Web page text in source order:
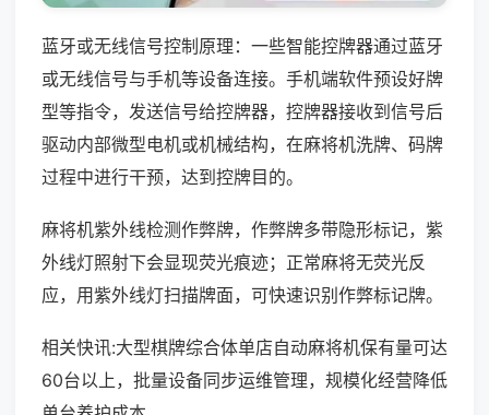
蓝牙或无线信号控制原理：一些智能控牌器通过蓝牙
或无线信号与手机等设备连接。手机端软件预设好牌
型等指令，发送信号给控牌器，控牌器接收到信号后
驱动内部微型电机或机械结构，在麻将机洗牌、码牌
过程中进行干预，达到控牌目的。
麻将机紫外线检测作弊牌，作弊牌多带隐形标记，紫
外线灯照射下会显现荧光痕迹；正常麻将无荧光反
应，用紫外线灯扫描牌面，可快速识别作弊标记牌。
相关快讯:大型棋牌综合体单店自动麻将机保有量可达
60台以上，批量设备同步运维管理，规模化经营降低